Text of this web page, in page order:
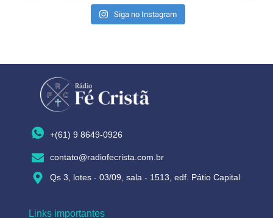
Siga no Instagram
+(61) 9 8649-0926
contato@radiofecrista.com.br
Qs 3, lotes - 03/09, sala - 1513, edf. Pátio Capital
Links importantes